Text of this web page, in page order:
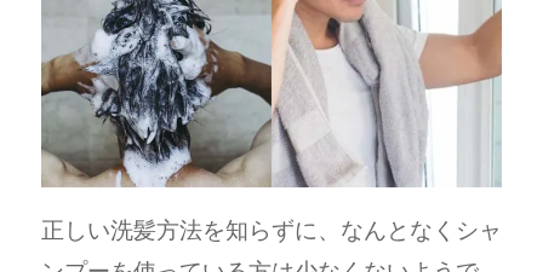
正しい洗髪方法を知らずに、なんとなくシャ